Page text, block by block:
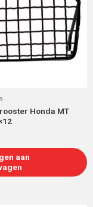
Honda MT
aan